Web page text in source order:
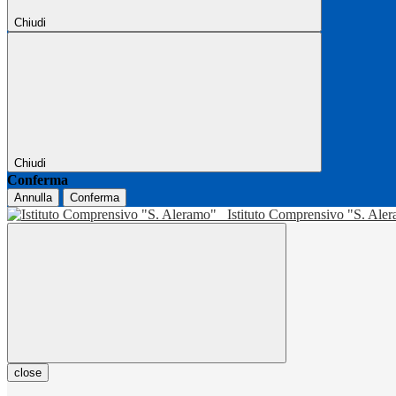
Chiudi
Chiudi
Conferma
Annulla Conferma
Istituto Comprensivo "S.
close